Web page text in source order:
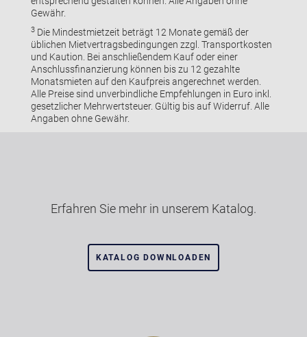
Gewähr.
3Die Mindestmietzeit beträgt 12 Monate gemäß der
üblichen Mietvertragsbedingungen zzgl. Transportkosten
und Kaution. Bei anschließendem Kauf oder einer
Anschlussfinanzierung können bis zu 12 gezahlte
Monatsmieten auf den Kaufpreis angerechnet werden.
Alle Preise sind unverbindliche Empfehlungen in Euro inkl.
gesetzlicher Mehrwertsteuer. Gültig bis auf Widerruf. Alle
Angaben ohne Gewähr.
Erfahren Sie mehr in unserem Katalog.
KATALOG DOWNLOADEN